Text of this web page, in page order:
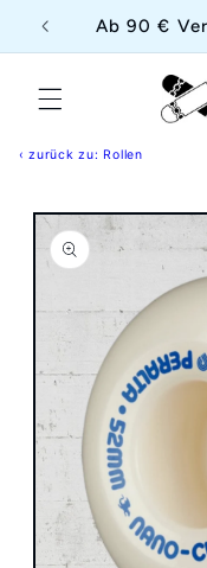
zum
Inhalt
Ab 90 €
‹ zurück zu: Rollen